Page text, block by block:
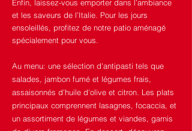
Enfin, laissez-vous emporter dans l’ambiance
et les saveurs de l’Italie. Pour les jours
ensoleillés, profitez de notre patio aménagé
spécialement pour vous.
Au menu: une sélection d'antipasti tels que
salades, jambon fumé et légumes frais,
assaisonnés d'huile d'olive et citron. Les plats
principaux comprennent lasagnes, focaccia, et
un assortiment de légumes et viandes, garnis